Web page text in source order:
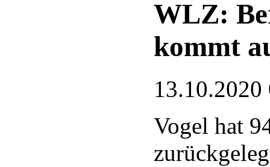
WLZ:
kommt
13.10.2020
Vogel hat